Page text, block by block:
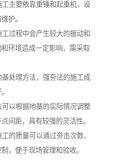
主要依靠重锤和起重机，设
护。
过程中会产生较大的振动和
环境造成一定影响，需采取
处理方法，强夯法的施工成
以根据地基的实际情况调整
间距，具有较强的灵活性。
的质量可以通过夯击次数、
，便于现场管理和验收。